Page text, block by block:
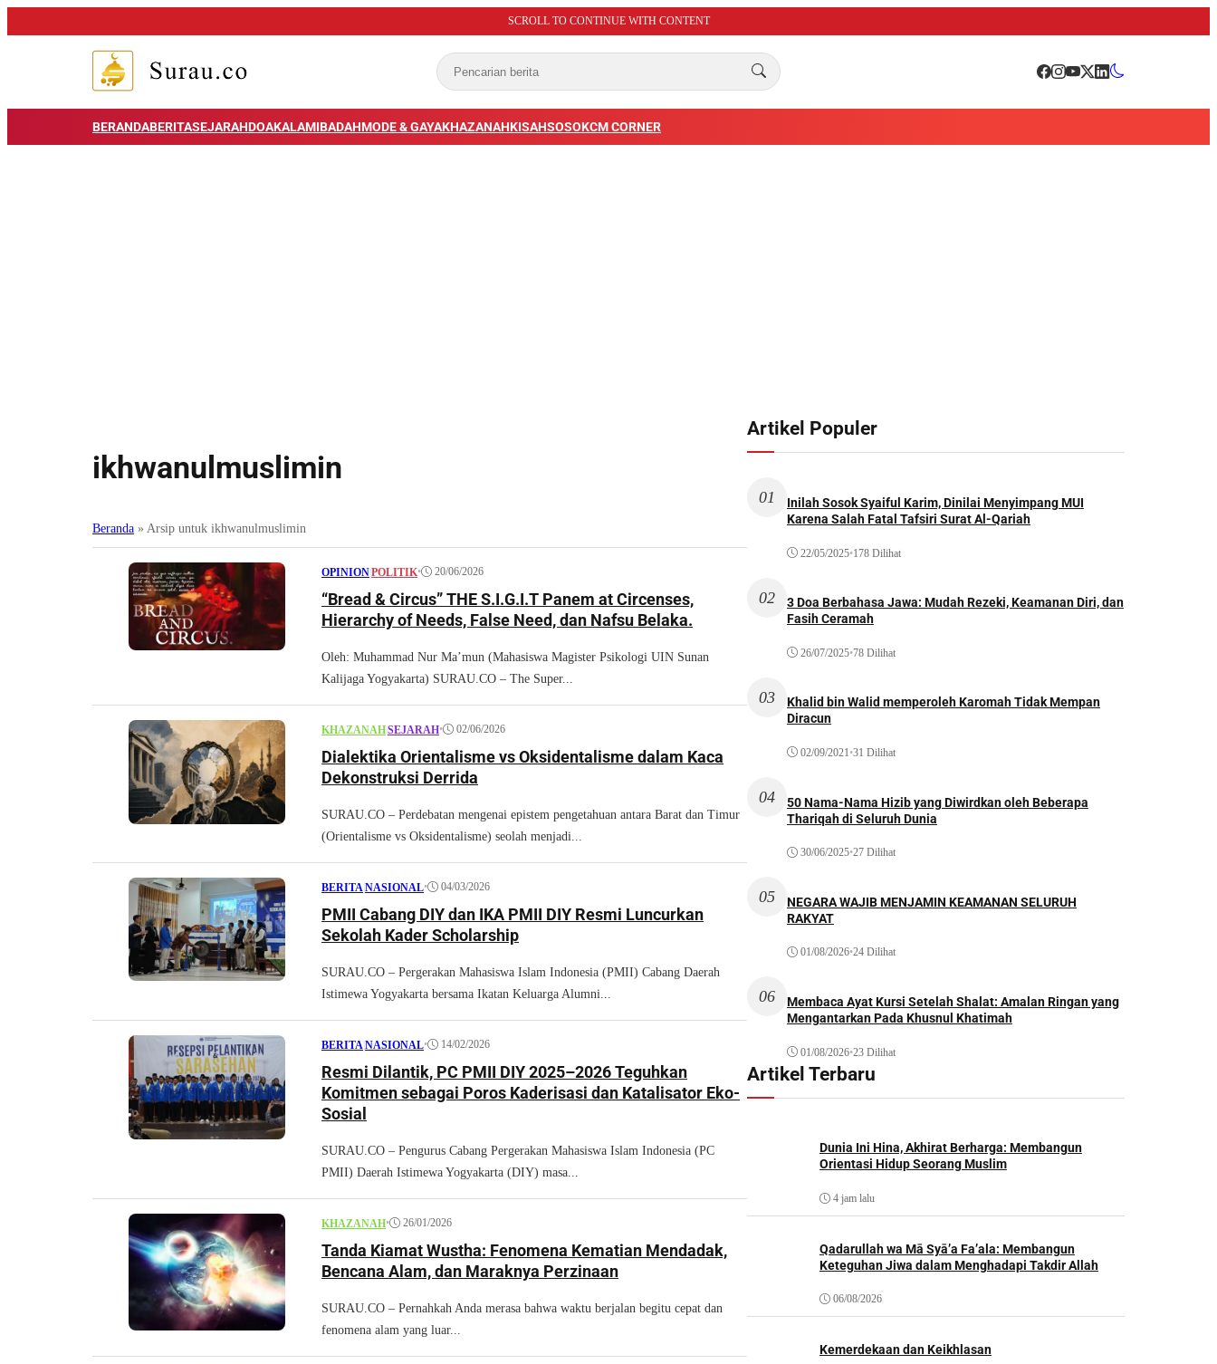
SCROLL TO CONTINUE WITH CONTENT
BERANDABERITASEJARAHDOAKALAMIBADAHMODE & GAYAKHAZANAHKISAHSOSOKCM CORNER
ikhwanulmuslimin
Beranda » Arsip untuk ikhwanulmuslimin
OPINION|POLITIK• 20/06/2026
“Bread & Circus” THE S.I.G.I.T Panem at Circenses,
Hierarchy of Needs, False Need, dan Nafsu Belaka.
Oleh: Muhammad Nur Ma’mun (Mahasiswa Magister Psikologi UIN Sunan
Kalijaga Yogyakarta) SURAU.CO – The Super...
KHAZANAH|SEJARAH• 02/06/2026
Dialektika Orientalisme vs Oksidentalisme dalam Kaca
Dekonstruksi Derrida
SURAU.CO – Perdebatan mengenai epistem pengetahuan antara Barat dan Timur
(Orientalisme vs Oksidentalisme) seolah menjadi...
BERITA |NASIONAL• 04/03/2026
PMII Cabang DIY dan IKA PMII DIY Resmi Luncurkan
Sekolah Kader Scholarship
SURAU.CO – Pergerakan Mahasiswa Islam Indonesia (PMII) Cabang Daerah
Istimewa Yogyakarta bersama Ikatan Keluarga Alumni...
BERITA |NASIONAL• 14/02/2026
Resmi Dilantik, PC PMII DIY 2025–2026 Teguhkan
Komitmen sebagai Poros Kaderisasi dan Katalisator Eko-
Sosial
SURAU.CO – Pengurus Cabang Pergerakan Mahasiswa Islam Indonesia (PC
PMII) Daerah Istimewa Yogyakarta (DIY) masa...
KHAZANAH• 26/01/2026
Tanda Kiamat Wustha: Fenomena Kematian Mendadak,
Bencana Alam, dan Maraknya Perzinaan
SURAU.CO – Pernahkah Anda merasa bahwa waktu berjalan begitu cepat dan
fenomena alam yang luar...
Artikel Populer
01
Inilah Sosok Syaiful Karim, Dinilai Menyimpang MUI
Karena Salah Fatal Tafsiri Surat Al-Qariah
22/05/2025•178 Dilihat
02
3 Doa Berbahasa Jawa: Mudah Rezeki, Keamanan Diri, dan
Fasih Ceramah
26/07/2025•78 Dilihat
03
Khalid bin Walid memperoleh Karomah Tidak Mempan
Diracun
02/09/2021•31 Dilihat
04
50 Nama-Nama Hizib yang Diwirdkan oleh Beberapa
Thariqah di Seluruh Dunia
30/06/2025•27 Dilihat
05
NEGARA WAJIB MENJAMIN KEAMANAN SELURUH
RAKYAT
01/08/2026•24 Dilihat
06
Membaca Ayat Kursi Setelah Shalat: Amalan Ringan yang
Mengantarkan Pada Khusnul Khatimah
01/08/2026•23 Dilihat
Artikel Terbaru
Dunia Ini Hina, Akhirat Berharga: Membangun
Orientasi Hidup Seorang Muslim
4 jam lalu
Qadarullah wa Mā Syā’a Fa’ala: Membangun
Keteguhan Jiwa dalam Menghadapi Takdir Allah
06/08/2026
Kemerdekaan dan Keikhlasan